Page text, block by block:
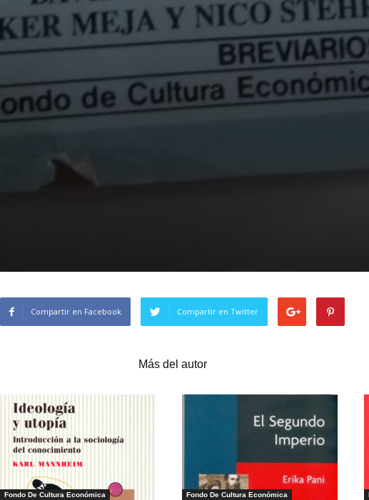
Compartir en Facebook Compartir en Twitter
Más del autor
Fondo De Cultura Económica Fondo De Cultura Económica